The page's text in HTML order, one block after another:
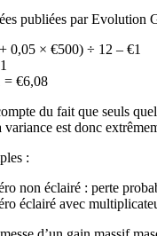
publiées par Evolution
0,05 × €500) ÷ 12 – €1
= €6,08
du fait que seuls
est donc
:
non éclairé : perte
éclairé avec